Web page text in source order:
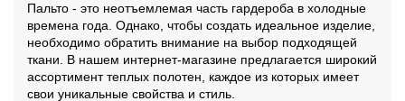
Пальто - это неотъемлемая часть гардероба в холодные
времена года. Однако, чтобы создать идеальное изделие,
необходимо обратить внимание на выбор подходящей
ткани. В нашем интернет-магазине предлагается широкий
ассортимент теплых полотен, каждое из которых имеет
свои уникальные свойства и стиль.